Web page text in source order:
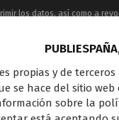
los datos, así como a
espacio publicitario de
de medios y con
Outdoor
propias y de
se hace del sitio
sobre la